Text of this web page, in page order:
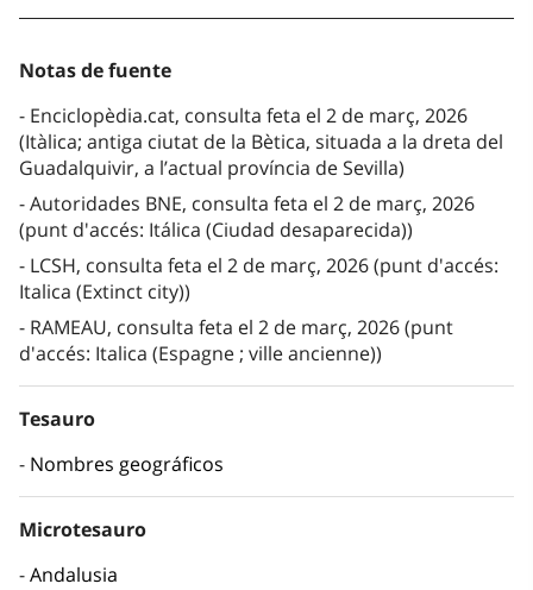
Notas de fuente
Enciclopèdia.cat, consulta feta el 2 de març, 2026
(Itàlica; antiga ciutat de la Bètica, situada a la dreta del
Guadalquivir, a l’actual província de Sevilla)
Autoridades BNE, consulta feta el 2 de març, 2026
(punt d'accés: Itálica (Ciudad desaparecida))
LCSH, consulta feta el 2 de març, 2026 (punt d'accés:
Italica (Extinct city))
RAMEAU, consulta feta el 2 de març, 2026 (punt
d'accés: Italica (Espagne ; ville ancienne))
Tesauro
Nombres geográficos
Microtesauro
Andalusia